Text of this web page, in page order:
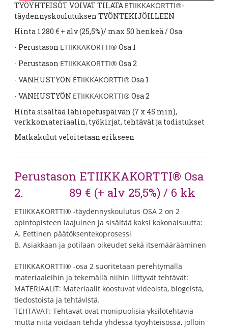
TYÖYHTEISÖT VOIVAT TILATA ETIIKKAKORTTI®-
täydennyskoulutuksen TYÖNTEKIJÖILLEEN
Hinta 1 280 € + alv (25,5%)/ max 50 henkeä / Osa
- Perustason ETIIKKAKORTTI® Osa 1
- Perustason ETIIKKAKORTTI® Osa 2
- VANHUSTYÖN ETIIKKAKORTTI® Osa 1
- VANHUSTYÖN ETIIKKAKORTTI® Osa 2
Hinta sisältää lähiopetuspäivän (7 x 45 min),
verkkomateriaalin, työkirjat, tehtävät ja todistukset
Matkakulut veloitetaan erikseen
Perustason ETIIKKAKORTTI® Osa
2. 89 € (+ alv 25,5%) / 6 kk
ETIIKKAKORTTI® -täydennyskoulutus OSA 2 on 2
opintopisteen laajuinen ja sisältää kaksi kokonaisuutta:
A. Eettinen päätöksentekoprosessi
B. Asiakkaan ja potilaan oikeudet sekä itsemäärääminen
ETIIKKAKORTTI® -osa 2 suoritetaan perehtymällä
materiaaleihin ja tekemällä niihin liittyvät tehtävät:
MATERIAALIT: Materiaalit koostuvat videoista, blogeista,
tiedostoista ja tehtävistä.
TEHTÄVÄT: Tehtävät ovat monipuolisia yksilötehtäviä
mutta niitä voidaan tehdä yhdessä työyhteisössä, jolloin